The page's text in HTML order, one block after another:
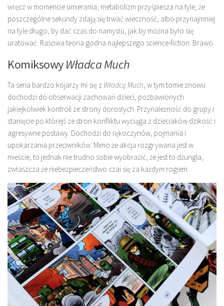
wręcz w momencie umierania, metabolizm przyśpiesza na tyle, że
poszczególne sekundy zdają się trwać wieczność, albo przynajmniej
na tyle długo, by dać czas do namysłu, jak by można było się
uratować. Rasowa teoria godna najlepszego science-fiction. Brawo.
KomiksowyWładca Much
Ta seria bardzo kojarzy mi się z Władcą Much, w tym tomie znowu
dochodzi do obserwacji zachowań dzieci, pozbawionych
jakiejkolwiek kontroli ze strony dorosłych. Przynależność do grupy i
stanięcie po którejś ze stron konfliktu wyciąga z dzieciaków dzikość i
agresywne postawy. Dochodzi do rękoczynów, pojmania i
upokarzania przeciwników. Mimo że akcja rozgrywana jest w
mieście, to jednak nie trudno sobie wyobrazić, że jest to dżungla,
zwłaszcza że niebezpieczeństwo czai się za każdym rogiem.